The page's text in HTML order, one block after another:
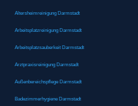
Altersheimreinigung Darmstadt
Arbeitsplatzreinigung Darmstadt
Arbeitsplatzsauberkeit Darmstadt
Arztpraxisreinigung Darmstadt
Außenbereichspflege Darmstadt
Badezimmerhygiene Darmstadt